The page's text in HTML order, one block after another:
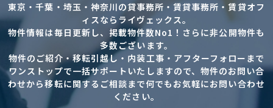
東京・千葉・埼玉・神奈川の貸事務所・賃貸事務所・賃貸オフ
ィスならライヴェックス。
物件情報は毎日更新し、掲載物件数No1！さらに非公開物件も
多数ございます。
物件のご紹介・移転引越し・内装工事・アフターフォローまで
ワンストップで一括サポートいたしますので、物件のお問い合
わせから移転に関するご相談まで何でもお気軽にお問い合わせ
ください。